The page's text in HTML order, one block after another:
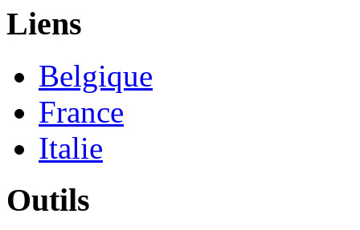
Liens
Belgique
France
Italie
Outils